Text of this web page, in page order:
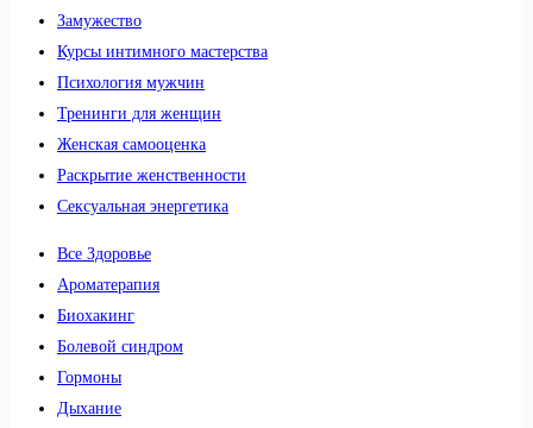
Замужество
Курсы интимного мастерства
Психология мужчин
Тренинги для женщин
Женская самооценка
Раскрытие женственности
Сексуальная энергетика
Все Здоровье
Ароматерапия
Биохакинг
Болевой синдром
Гормоны
Дыхание